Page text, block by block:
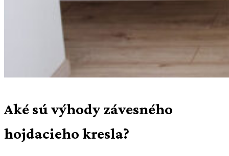
Aké sú výhody závesného
hojdacieho kresla?